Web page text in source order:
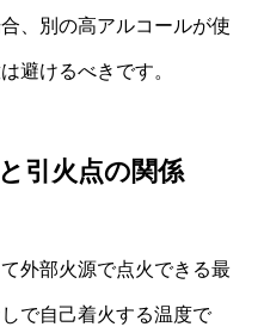
、別の高アルコールが使
避けるべきです。
引火点の関係
外部火源で点火できる最
で自己着火する温度で